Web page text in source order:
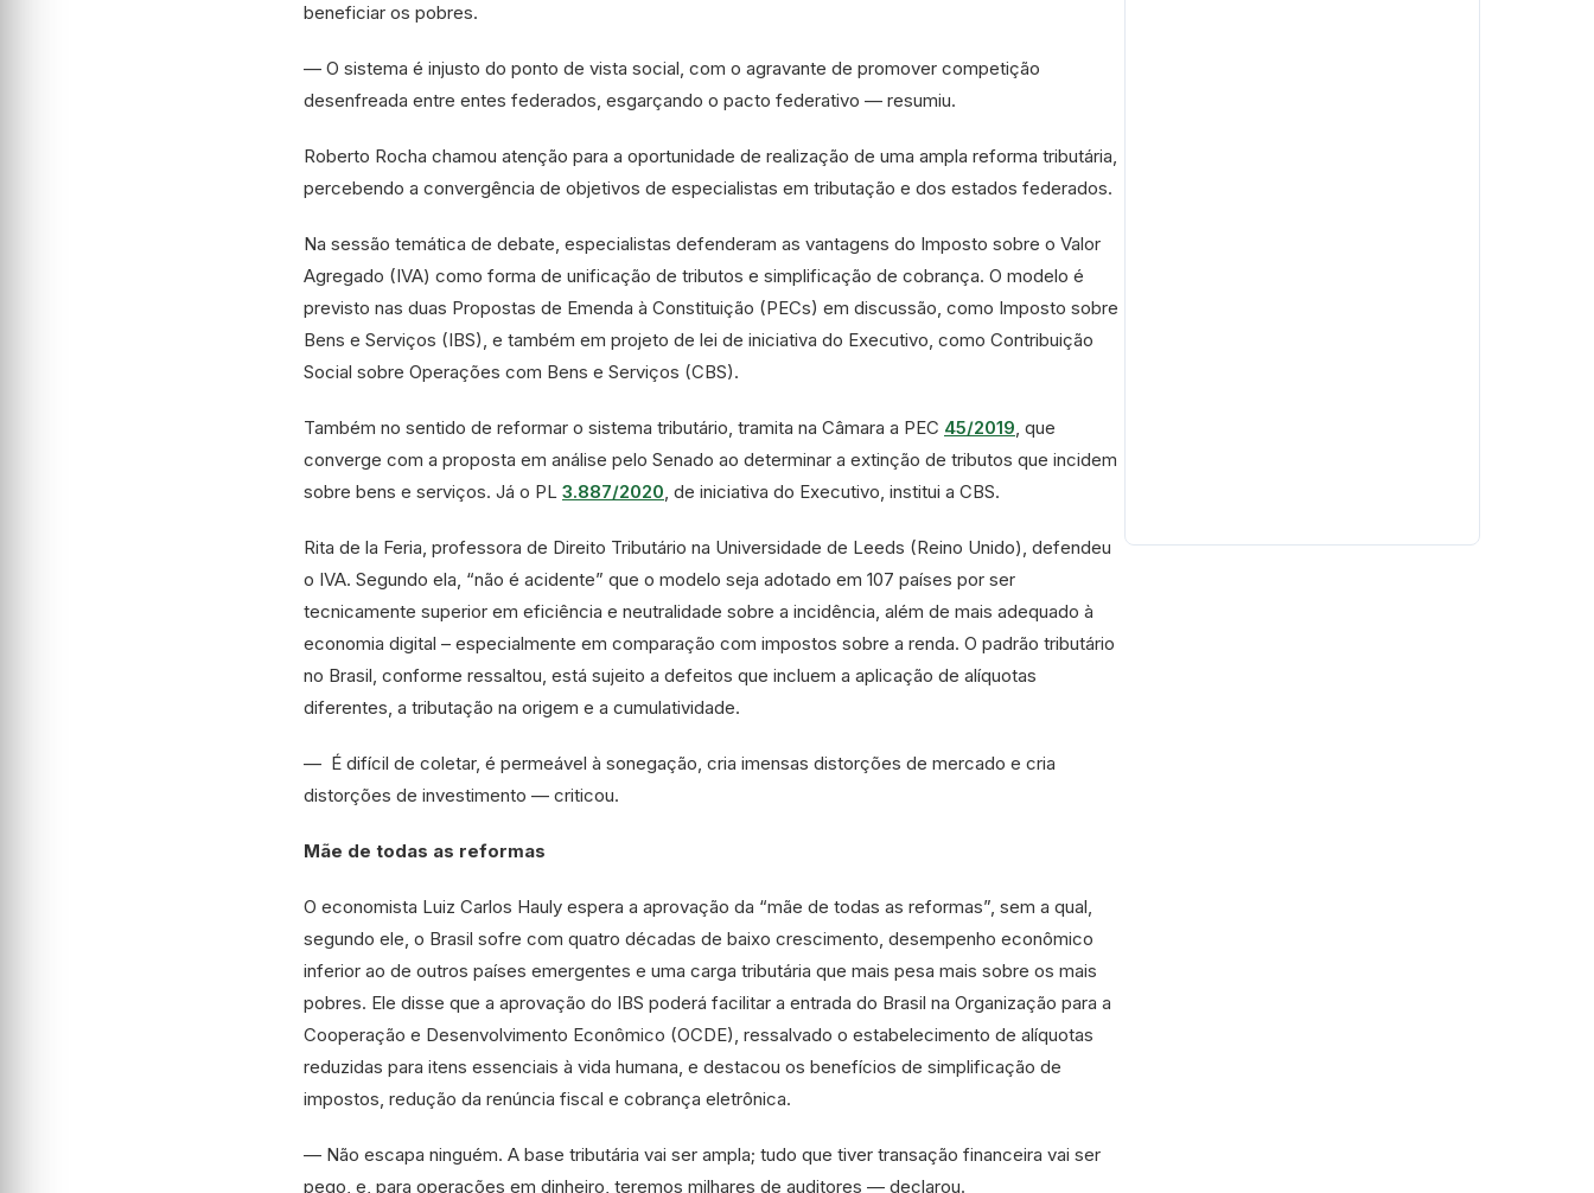
beneficiar os pobres.
— O sistema é injusto do ponto de vista social, com o agravante de promover competição
desenfreada entre entes federados, esgarçando o pacto federativo — resumiu.
Roberto Rocha chamou atenção para a oportunidade de realização de uma ampla reforma tributária,
percebendo a convergência de objetivos de especialistas em tributação e dos estados federados.
Na sessão temática de debate, especialistas defenderam as vantagens do Imposto sobre o Valor
Agregado (IVA) como forma de unificação de tributos e simplificação de cobrança. O modelo é
previsto nas duas Propostas de Emenda à Constituição (PECs) em discussão, como Imposto sobre
Bens e Serviços (IBS), e também em projeto de lei de iniciativa do Executivo, como Contribuição
Social sobre Operações com Bens e Serviços (CBS).
Também no sentido de reformar o sistema tributário, tramita na Câmara a PEC 45/2019, que
converge com a proposta em análise pelo Senado ao determinar a extinção de tributos que incidem
sobre bens e serviços. Já o PL 3.887/2020, de iniciativa do Executivo, institui a CBS.
Rita de la Feria, professora de Direito Tributário na Universidade de Leeds (Reino Unido), defendeu
o IVA. Segundo ela, “não é acidente” que o modelo seja adotado em 107 países por ser
tecnicamente superior em eficiência e neutralidade sobre a incidência, além de mais adequado à
economia digital – especialmente em comparação com impostos sobre a renda. O padrão tributário
no Brasil, conforme ressaltou, está sujeito a defeitos que incluem a aplicação de alíquotas
diferentes, a tributação na origem e a cumulatividade.
— É difícil de coletar, é permeável à sonegação, cria imensas distorções de mercado e cria
distorções de investimento — criticou.
Mãe de todas as reformas
O economista Luiz Carlos Hauly espera a aprovação da “mãe de todas as reformas”, sem a qual,
segundo ele, o Brasil sofre com quatro décadas de baixo crescimento, desempenho econômico
inferior ao de outros países emergentes e uma carga tributária que mais pesa mais sobre os mais
pobres. Ele disse que a aprovação do IBS poderá facilitar a entrada do Brasil na Organização para a
Cooperação e Desenvolvimento Econômico (OCDE), ressalvado o estabelecimento de alíquotas
reduzidas para itens essenciais à vida humana, e destacou os benefícios de simplificação de
impostos, redução da renúncia fiscal e cobrança eletrônica.
— Não escapa ninguém. A base tributária vai ser ampla; tudo que tiver transação financeira vai ser
pego, e, para operações em dinheiro, teremos milhares de auditores — declarou.